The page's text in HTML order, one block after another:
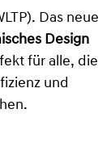
Das neue
Design
für alle, die
und